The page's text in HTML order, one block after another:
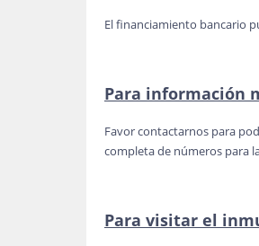
El financiamiento bancario
Para información
Favor contactarnos para
completa de números para
Para visitar el